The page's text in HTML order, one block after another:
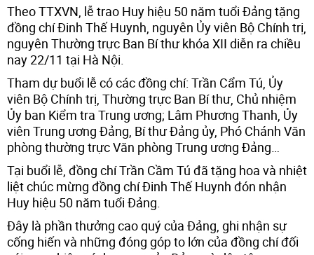
Theo TTXVN, lễ trao Huy hiệu 50 năm tuổi Đảng tặng
đồng chí Đinh Thế Huynh, nguyên Ủy viên Bộ Chính trị,
nguyên Thường trực Ban Bí thư khóa XII diễn ra chiều
nay 22/11 tại Hà Nội.
Tham dự buổi lễ có các đồng chí: Trần Cẩm Tú, Ủy
viên Bộ Chính trị, Thường trực Ban Bí thư, Chủ nhiệm
Ủy ban Kiểm tra Trung ương; Lâm Phương Thanh, Ủy
viên Trung ương Đảng, Bí thư Đảng ủy, Phó Chánh Văn
phòng thường trực Văn phòng Trung ương Đảng…
Tại buổi lễ, đồng chí Trần Cầm Tú đã tặng hoa và nhiệt
liệt chúc mừng đồng chí Đinh Thế Huynh đón nhận
Huy hiệu 50 năm tuổi Đảng.
Đây là phần thưởng cao quý của Đảng, ghi nhận sự
cống hiến và những đóng góp to lớn của đồng chí đối